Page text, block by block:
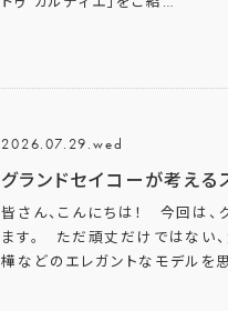
2026.07.29.wed
グランドセイコーが考える
皆さん、こんにちは！ 今回は、
ます。 ただ頑丈だけではない
樺などのエレガントなモデルを